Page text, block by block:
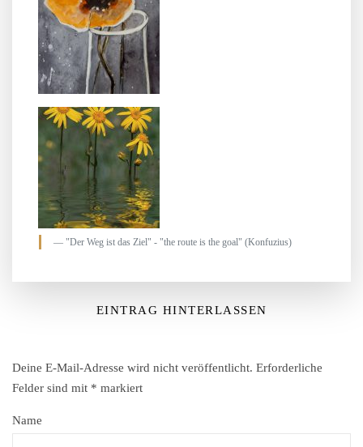
"Der Weg ist das Ziel" - "the route is the goal" (Konfuzius)
EINTRAG HINTERLASSEN
Deine E-Mail-Adresse wird nicht veröffentlicht. Erforderliche
Felder sind mit * markiert
Name